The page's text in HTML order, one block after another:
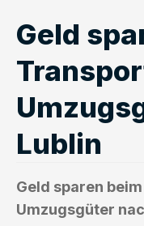
Geld
Lublin
Geld sparen
Umzugsgüter